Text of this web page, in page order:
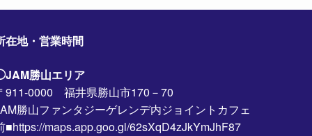
在地・営業時間
勝山エリア
911-0000 福井県勝山市170－70
勝山ファンタジーゲレンデ内ジョイントカフェ
■https://maps.app.goo.gl/62sXqD4zJkYmJhF87